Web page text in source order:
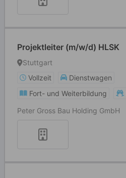
Projektleiter (m/w/d) HLSK
Stuttgart
Vollzeit
Dienstwagen
Fort- und Weiterbildung
Peter Gross Bau Holding GmbH